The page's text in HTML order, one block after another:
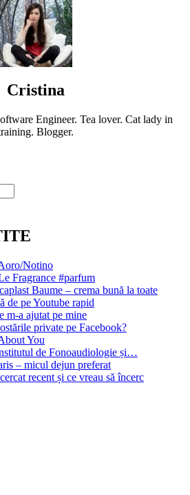
Cristina
Engineer. Tea lover. Cat lady in
Blogger.
Notino
Fragrance #parfum
Baume – crema bună la toate
de pe Youtube rapid
m-a ajutat pe mine
private pe Facebook?
You
de Fonoaudiologie și…
– micul dejun preferat
recent și ce vreau să încerc